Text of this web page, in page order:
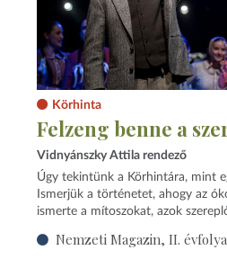
Körhinta
Felzeng benne a
Vidnyánszky Attila rendező
Úgy tekintünk a Körhintára, mint
Ismerjük a történetet, ahogy az
ismerte a mítoszokat, azok
Nemzeti Magazin, II.